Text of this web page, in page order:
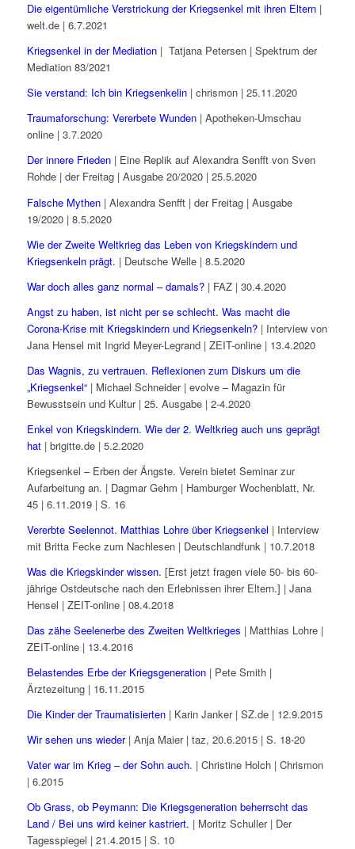
Die eigentümliche Verstrickung der Kriegsenkel mit ihren Eltern|
welt.de | 6.7.2021
Kriegsenkel in der Mediation| Tatjana Petersen | Spektrum der
Mediation 83/2021
Sie verstand: Ich bin Kriegsenkelin| chrismon | 25.11.2020
Traumaforschung: Vererbete Wunden| Apotheken-Umschau
online | 3.7.2020
Der innere Frieden| Eine Replik auf Alexandra Senfft von Sven
Rohde | der Freitag | Ausgabe 20/2020 | 25.5.2020
Falsche Mythen| Alexandra Senfft | der Freitag | Ausgabe
19/2020 | 8.5.2020
Wie der Zweite Weltkrieg das Leben von Kriegskindern und
Kriegsenkeln prägt. | Deutsche Welle | 8.5.2020
War doch alles ganz normal – damals?| FAZ | 30.4.2020
Angst zu haben, ist nicht per se schlecht. Was macht die
Corona-Krise mit Kriegskindern und Kriegsenkeln?| Interview von
Jana Hensel mit Ingrid Meyer-Legrand | ZEIT-online | 13.4.2020
Das Wagnis, zu vertrauen. Reflexionen zum Diskurs um die
„Kriegsenkel“| Michael Schneider | evolve – Magazin für
Bewusstsein und Kultur | 25. Ausgabe | 2-4.2020
Enkel von Kriegskindern. Wie der 2. Weltkrieg auch uns geprägt
hat| brigitte.de | 5.2.2020
Kriegsenkel – Erben der Ängste. Verein bietet Seminar zur
Aufarbeitung an. | Dagmar Gehm | Hamburger Wochenblatt, Nr.
45 | 6.11.2019 | S. 16
Vererbte Seelennot. Matthias Lohre über Kriegsenkel | Interview
mit Britta Fecke zum Nachlesen | Deutschlandfunk | 10.7.2018
Was die Kriegskinder wissen. [Erst jetzt fragen viele 50- bis 60-
jährige Ostdeutsche nach den Erlebnissen ihrer Eltern.] | Jana
Hensel | ZEIT-online | 08.4.2018
Das zähe Seelenerbe des Zweiten Weltkrieges | Matthias Lohre |
ZEIT-online | 13.4.2016
Belastendes Erbe der Kriegsgeneration| Pete Smith |
Ärztezeitung | 16.11.2015
Die Kinder der Traumatisierten| Karin Janker | SZ.de | 12.9.2015
Wir sehen uns wieder| Anja Maier | taz, 20.6.2015 | S. 18-20
Vater war im Krieg – der Sohn auch. | Christine Holch | Chrismon
| 6.2015
Ob Grass, ob Peymann: Die Kriegsgeneration beherrscht das
Land / Bei uns wird keiner kastriert. | Moritz Schuller | Der
Tagesspiegel | 21.4.2015 | S. 10